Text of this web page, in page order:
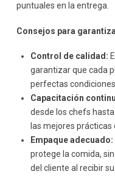
puntuales en la entrega.
Consejos para
Control de calidad:
garantizar que cada
perfectas
Capacitación
desde los chefs
las mejores prácticas
Empaque adecuado:
protege la comida,
del cliente al recibir